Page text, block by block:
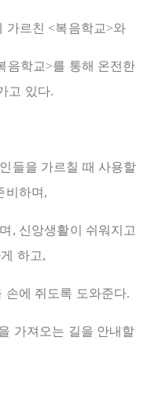
가르친 <복음학교>와
음학교>를 통해 온전한
고 있다.
들을 가르칠 때 사용할
비하며,
, 신앙생활이 쉬워지고
하고,
손에 쥐도록 도와준다.
가져오는 길을 안내할